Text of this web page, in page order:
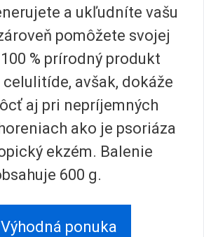
a ukľudníte vašu
pomôžete svojej
% prírodný produkt
avšak, dokáže
aj pri nepríjemných
ako je psoriáza
ekzém. Balenie
600 g.
Výhodná ponuka